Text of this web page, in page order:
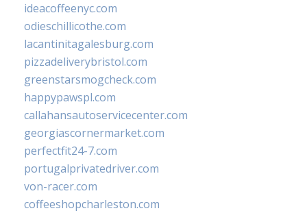
ideacoffeenyc.com
odieschillicothe.com
lacantinitagalesburg.com
pizzadeliverybristol.com
greenstarsmogcheck.com
happypawspl.com
callahansautoservicecenter.com
georgiascornermarket.com
perfectfit24-7.com
portugalprivatedriver.com
von-racer.com
coffeeshopcharleston.com